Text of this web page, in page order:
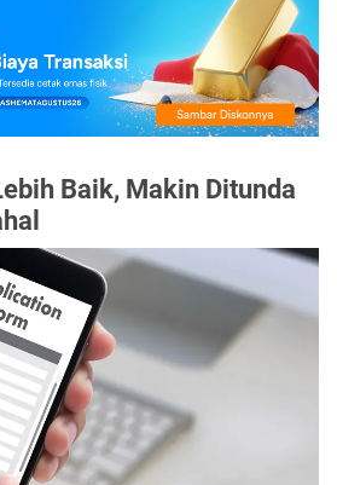
Baik, Makin Ditunda